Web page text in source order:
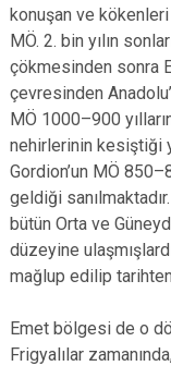
konuşan ve
MÖ. 2. bin yılın
çökmesinden sonra
çevresinden
MÖ 1000–900
nehirlerinin kesiştiği
Gordion’un MÖ
geldiği
bütün Orta ve
düzeyine
mağlup edilip
Emet bölgesi de o
Frigyalılar